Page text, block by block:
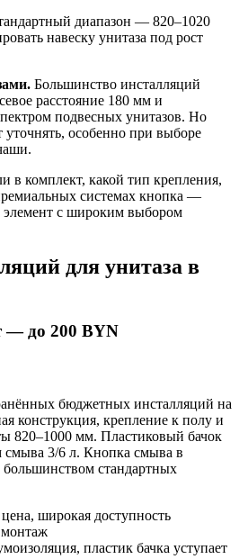
диапазон — 820–1020
навеску унитаза под рост
Большинство инсталляций
расстояние 180 мм и
подвесных унитазов. Но
уточнять, особенно при выборе
в комплект, какой тип крепления,
системах кнопка —
элемент с широким выбором
для унитаза в
— до 200 BYN
бюджетных инсталляций на
конструкция, крепление к полу и
820–1000 мм. Пластиковый бачок
3/6 л. Кнопка смыва в
стандартных
широкая доступность
монтаж
пластик бачка уступает